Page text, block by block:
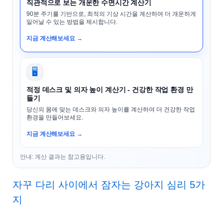
직관적으로 보는 개운한 수면시간 계산기
90분 주기를 기반으로, 최적의 기상 시간을 계산하여 더 개운하게
일어날 수 있는 방법을 제시합니다.
지금 계산해보세요 →
🖥️
적정 데스크 및 의자 높이 계산기 - 건강한 작업 환경 만
들기
당신의 몸에 맞는 데스크와 의자 높이를 계산하여 더 건강한 작업
환경을 만들어보세요.
지금 계산해보세요 →
안내: 계산 결과는 참고용입니다.
자꾸 다리 사이에서 잠자는 강아지 심리 5가
지